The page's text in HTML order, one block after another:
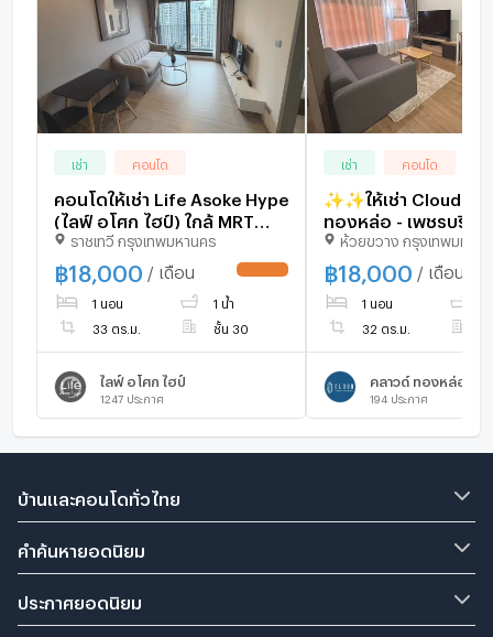
เช่า คอนโด
คอนโดให้เช่า Life Asoke Hype
(ไลฟ์ อโศก ไฮป์) ใกล้ MRT
พระราม 9 ,ชั้นสูง วิวโล่ง ห้อง
สวย สะดวก Central Rama 9
และ Fortune Town
ราชเทวี กรุงเทพมหานคร
฿18,000 / เดือน
1 นอน 1 น้ำ
33 ตร.ม. ชั้น 30
ไลฟ์ อโศก ไฮป์
1247 ประกาศ
เช่า คอนโด
✨✨ให้เช่า Cloud คล
ทองหล่อ - เพชรบุรี 1
32ตรม. ห้องมุม วิวลำ
ตกแต่งครบ
ห้วยขวาง กรุงเทพมหาน
฿18,000 / เดือน
1 นอน
32 ตร.ม.
คลาวด์ ทองหล่อ - เ
194 ประกาศ
บ้านและคอนโดทั่วไทย
คำค้นหายอดนิยม
ประกาศยอดนิยม